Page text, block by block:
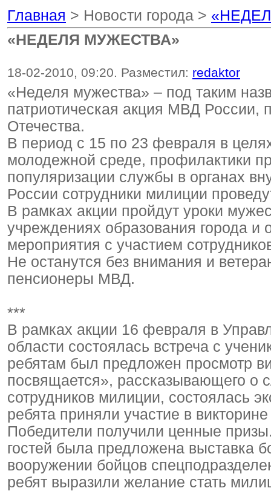
Главная > Новости города >
«НЕДЕЛЯ МУЖЕСТВА»
18-02-2010, 09:20. Разместил: redaktor
«Неделя мужества» – под таким
патриотическая акция МВД
Отечества.
В период с 15 по 23 февраля в
молодежной среде, профилактики
популяризации службы в органах
России сотрудники милиции
В рамках акции пройдут уроки
учреждениях образования города и
мероприятия с участием
Не останутся без внимания и
пенсионеры МВД.
***
В рамках акции 16 февраля в
области состоялась встреча с
ребятам был предложен просмотр
посвящается», рассказывающего о
сотрудников милиции, состоялась
ребята приняли участие в
Победители получили ценные
гостей была предложена выставка
вооружении бойцов
ребят выразили желание стать